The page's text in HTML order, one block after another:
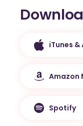
iTunes &
Amazon
Spotify